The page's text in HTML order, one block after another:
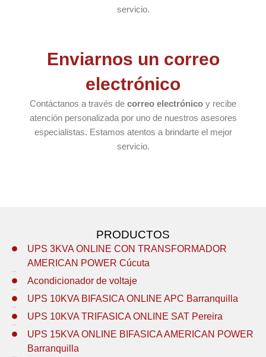
servicio.
Enviarnos un correo
electrónico
Contáctanos a través de correo electrónico y recibe
atención personalizada por uno de nuestros asesores
especialistas. Estamos atentos a brindarte el mejor
servicio.
PRODUCTOS
UPS 3KVA ONLINE CON TRANSFORMADOR
AMERICAN POWER Cúcuta
Acondicionador de voltaje
UPS 10KVA BIFASICA ONLINE APC Barranquilla
UPS 10KVA TRIFASICA ONLINE SAT Pereira
UPS 15KVA ONLINE BIFASICA AMERICAN POWER
Barranquilla